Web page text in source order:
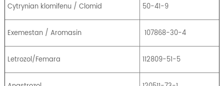
Cytrynian klomifenu / Clomid 50-41-9
Exemestan / Aromasin 107868-30-4
Letrozol/Femara 112809-51-5